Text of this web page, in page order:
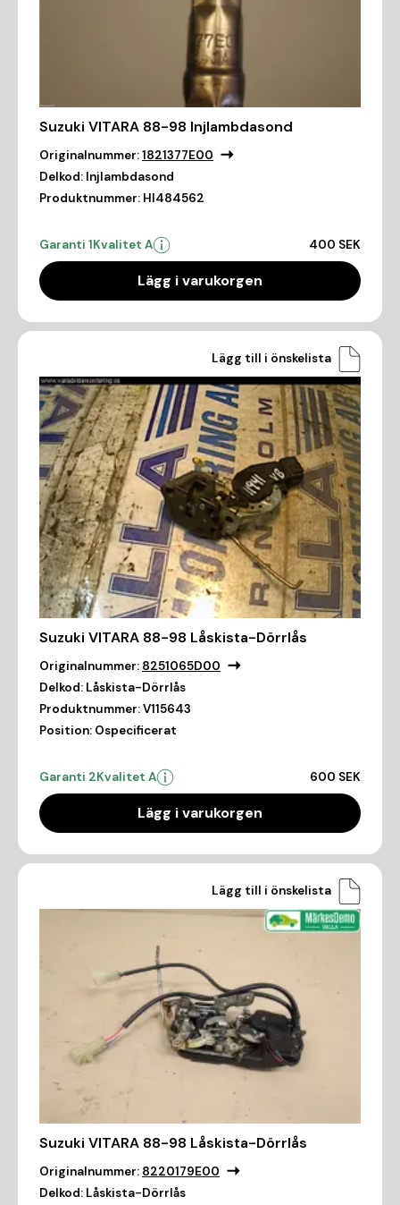
Suzuki VITARA 88-98 Injlambdasond
Originalnummer:1821377E00
Delkod: Injlambdasond
Produktnummer: HI484562
Garanti 1Kvalitet A 400 SEK
Lägg i varukorgen
Lägg till i önskelista
Suzuki VITARA 88-98 Låskista-Dörrlås
Originalnummer: 8251065D00
Delkod: Låskista-Dörrlås
Produktnummer:V115643
Position: Ospecificerat
Garanti 2Kvalitet A 600 SEK
Lägg i varukorgen
Lägg till i önskelista
Suzuki VITARA 88-98 Låskista-Dörrlås
Originalnummer: 8220179E00
Delkod: Låskista-Dörrlås